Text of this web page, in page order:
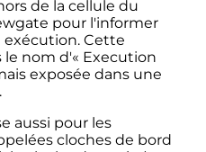
de la cellule du
pour l'informer
Cette
nom d'« Execution
exposée dans une
aussi pour les
cloches de bord